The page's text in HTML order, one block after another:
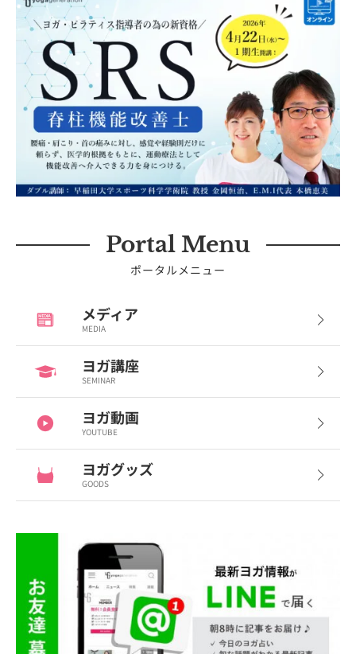
Portal Menu
ポータルメニュー
メディア
MEDIA
ヨガ講座
SEMINAR
ヨガ動画
YOUTUBE
ヨガグッズ
GOODS